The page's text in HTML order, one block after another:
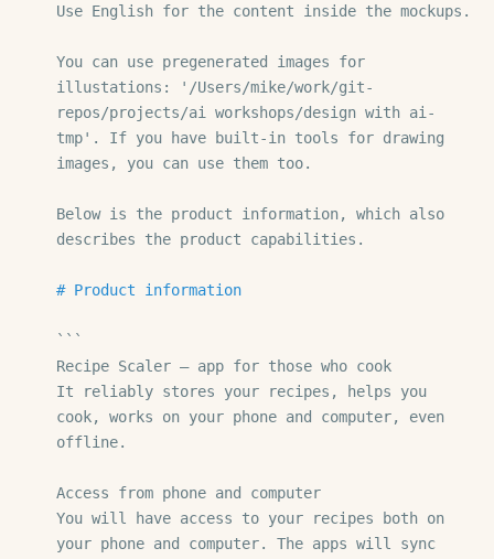
Use English for the content inside the mockups.
You can use pregenerated images for
illustations: '/Users/mike/work/git-
repos/projects/ai workshops/design with ai-
tmp'. If you have built-in tools for drawing
images, you can use them too.
Below is the product information, which also
describes the product capabilities.
# Product information
```
Recipe Scaler — app for those who cook
It reliably stores your recipes, helps you
cook, works on your phone and computer, even
offline.
Access from phone and computer
You will have access to your recipes both on
your phone and computer. The apps will sync